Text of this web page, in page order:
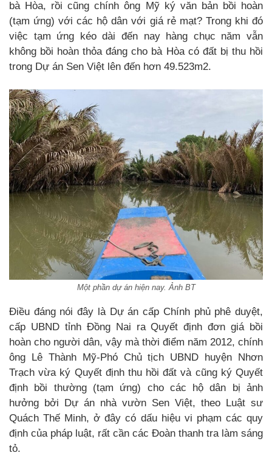
bà Hòa, rồi cũng chính ông Mỹ ký văn bản bồi hoàn
(tạm ứng) với các hộ dân với giá rẻ mạt? Trong khi đó
việc tạm ứng kéo dài đến nay hàng chục năm vẫn
không bồi hoàn thỏa đáng cho bà Hòa có đất bị thu hồi
trong Dự án Sen Việt lên đến hơn 49.523m2.
Một phần dự án hiện nay. Ảnh BT
Điều đáng nói đây là Dự án cấp Chính phủ phê duyệt,
cấp UBND tỉnh Đồng Nai ra Quyết định đơn giá bồi
hoàn cho người dân, vậy mà thời điểm năm 2012, chính
ông Lê Thành Mỹ-Phó Chủ tịch UBND huyện Nhơn
Trạch vừa ký Quyết định thu hồi đất và cũng ký Quyết
định bồi thường (tạm ứng) cho các hộ dân bị ảnh
hưởng bởi Dự án nhà vườn Sen Việt, theo Luật sư
Quách Thế Minh, ở đây có dấu hiệu vi phạm các quy
định của pháp luật, rất cần các Đoàn thanh tra làm sáng
tỏ.